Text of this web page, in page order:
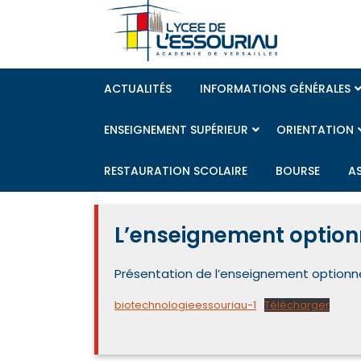
ACTUALITÉS INFORMATIONS GÉNÉRALES
ENSEIGNEMENT SUPÉRIEUR ORIENTATION
RESTAURATION SCOLAIRE BOURSE
L’enseignement
Présentation de l’enseignement
biotechnologieessouriau-1 Télécharger